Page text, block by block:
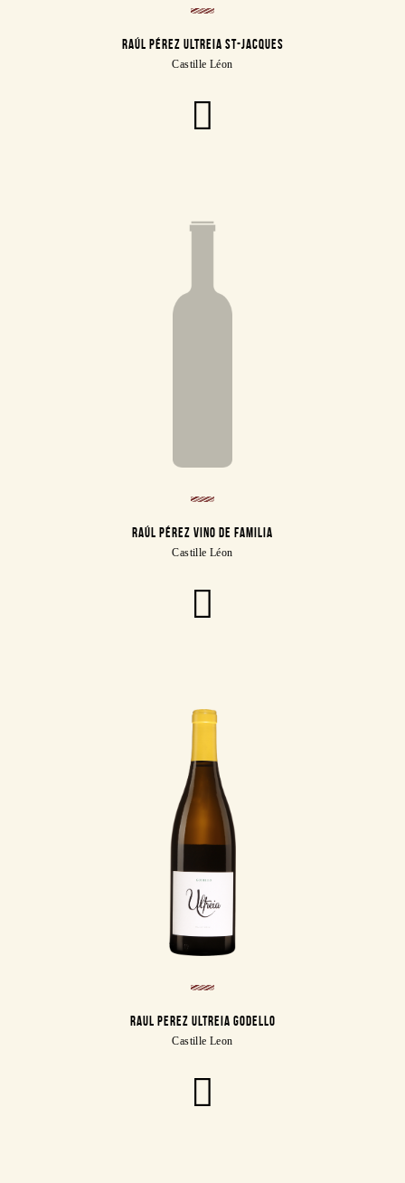
RAÚL PÉREZ ULTREIA ST-JACQUES
Castille Léon
RAÚL PÉREZ VINO DE FAMILIA
Castille Léon
RAUL PEREZ ULTREIA GODELLO
Castille Leon